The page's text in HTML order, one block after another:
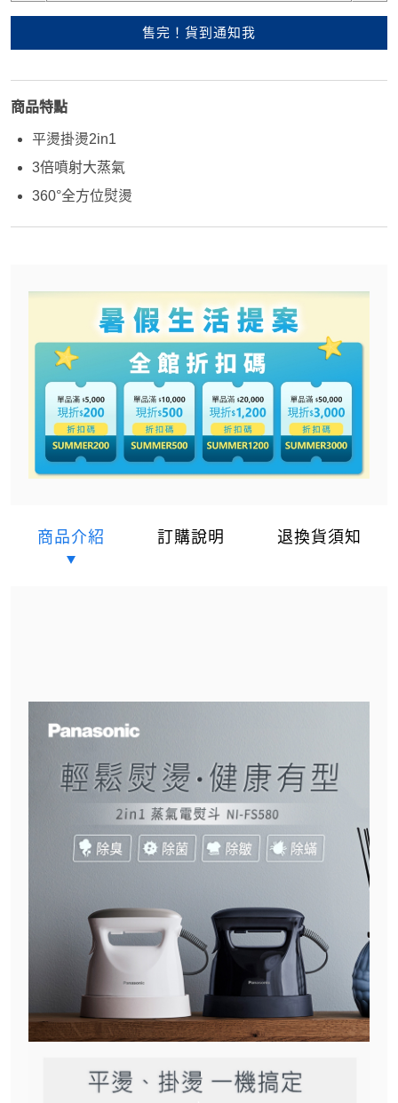
售完！貨到通知我
商品特點
平燙掛燙2in1
3倍噴射大蒸氣
360°全方位熨燙
商品介紹 訂購說明 退換貨須知